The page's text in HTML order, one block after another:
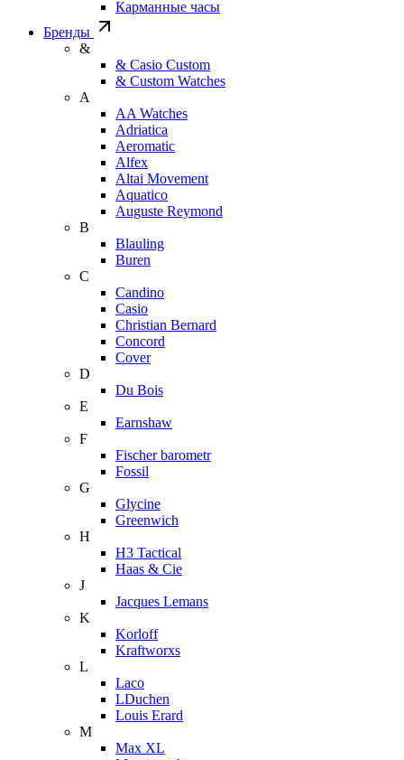
Карманные часы
Бренды
&
& Casio Custom
& Custom Watches
A
AA Watches
Adriatica
Aeromatic
Alfex
Altai Movement
Aquatico
Auguste Reymond
B
Blauling
Buren
C
Candino
Casio
Christian Bernard
Concord
Cover
D
Du Bois
E
Earnshaw
F
Fischer barometr
Fossil
G
Glycine
Greenwich
H
H3 Tactical
Haas & Cie
J
Jacques Lemans
K
Korloff
Kraftworxs
L
Laco
LDuchen
Louis Erard
M
Max XL